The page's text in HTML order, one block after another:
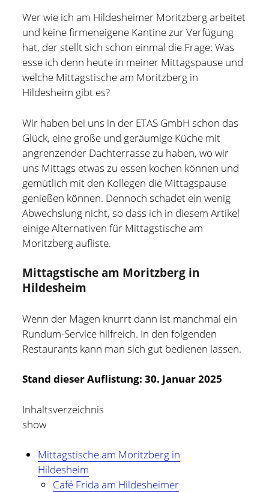
Kontakt
twitterfacebooklinkedinpinterestyoutube
rss
email-
form
paypal
Hildesheim(101)
Infos und Know How(152)
Besondere Orte(48)
Bücher und Magazine (15)
Selbstmanagement (28)
Technik(9)
Tools und Tipps(61)
Inlineskaten(103)
Wer schreibt hier?
Holger Modler
Wer wie ich am Hildesheimer Moritzberg arbeitet
und keine firmeneigene Kantine zur Verfügung
hat, der stellt sich schon einmal die Frage: Was
esse ich denn heute in meiner Mittagspause und
welche Mittagstische am Moritzberg in
Hildesheim gibt es?
Wir haben bei uns in der ETAS GmbH schon das
Glück, eine große und geräumige Küche mit
angrenzender Dachterrasse zu haben, wo wir
uns Mittags etwas zu essen kochen können und
gemütlich mit den Kollegen die Mittagspause
genießen können. Dennoch schadet ein wenig
Abwechslung nicht, so dass ich in diesem Artikel
einige Alternativen für Mittagstische am
Moritzberg aufliste.
Mittagstische am Moritzberg in
Hildesheim
Wenn der Magen knurrt dann ist manchmal ein
Rundum-Service hilfreich. In den folgenden
Restaurants kann man sich gut bedienen lassen.
Stand dieser Auflistung: 30. Januar 2025
Inhaltsverzeichnis
show
Mittagstische am Moritzberg in
Hildesheim
Café Frida am Hildesheimer